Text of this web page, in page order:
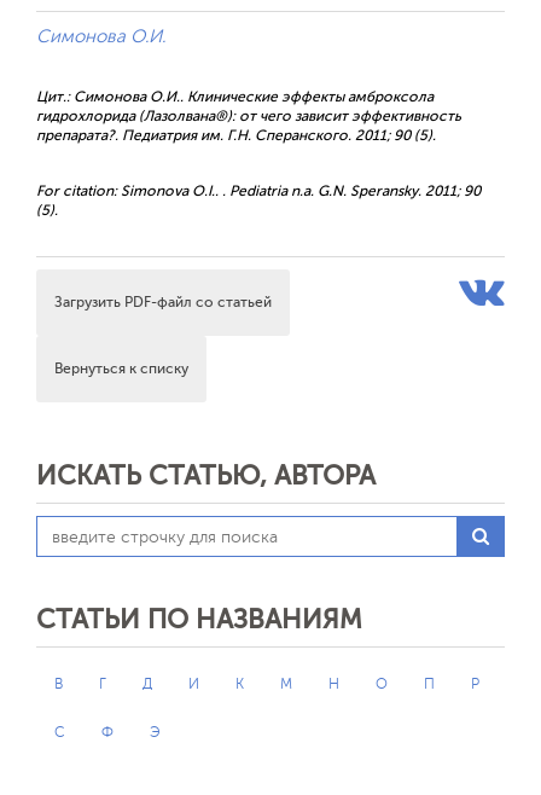
Симонова О.И.
Цит.: Симонова О.И.. Клинические эффекты амброксола
гидрохлорида (Лазолвана®): от чего зависит эффективность
препарата?. Педиатрия им. Г.Н. Сперанского. 2011; 90 (5).
For citation: Simonova O.I.. . Pediatria n.a. G.N. Speransky. 2011; 90
(5).
Загрузить PDF-файл со статьей
Вернуться к списку
ИСКАТЬ СТАТЬЮ, АВТОРА
СТАТЬИ ПО НАЗВАНИЯМ
В Г Д И К М Н О П Р
С Ф Э